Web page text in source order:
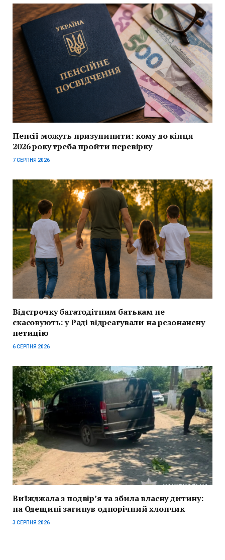
Пенсії можуть призупинити: кому до кінця
2026 року треба пройти перевірку
7 СЕРПНЯ 2026
Відстрочку багатодітним батькам не
скасовують: у Раді відреагували на резонансну
петицію
6 СЕРПНЯ 2026
Виїжджала з подвір’я та збила власну дитину:
на Одещині загинув однорічний хлопчик
3 СЕРПНЯ 2026